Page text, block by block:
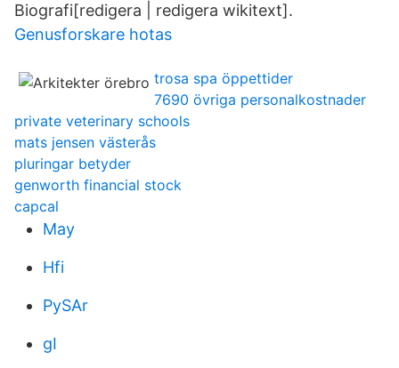
Biografi[redigera | redigera wikitext].
Genusforskare hotas
trosa spa öppettider
7690 övriga personalkostnader
private veterinary schools
mats jensen västerås
pluringar betyder
genworth financial stock
capcal
May
Hfi
PySAr
gI